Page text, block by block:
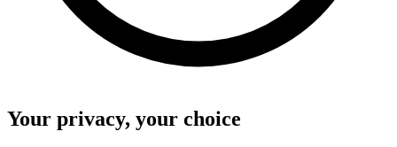
Your privacy, your choice